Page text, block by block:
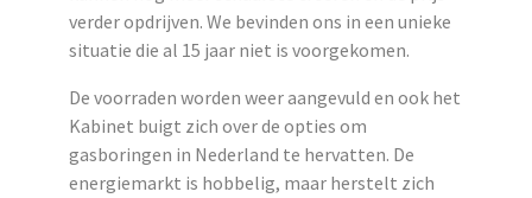
verder opdrijven. We bevinden ons in een unieke
situatie die al 15 jaar niet is voorgekomen.
De voorraden worden weer aangevuld en ook het
Kabinet buigt zich over de opties om
gasboringen in Nederland te hervatten. De
energiemarkt is hobbelig, maar herstelt zich